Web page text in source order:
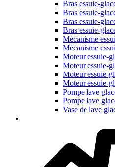
Bras essuie-
Bras essuie-
Bras essuie-
Bras essuie-
Mécanisme
Mécanisme
Moteur essuie-
Moteur essuie-
Moteur essuie-
Moteur essuie-
Pompe lave
Pompe lave
Vase de lave